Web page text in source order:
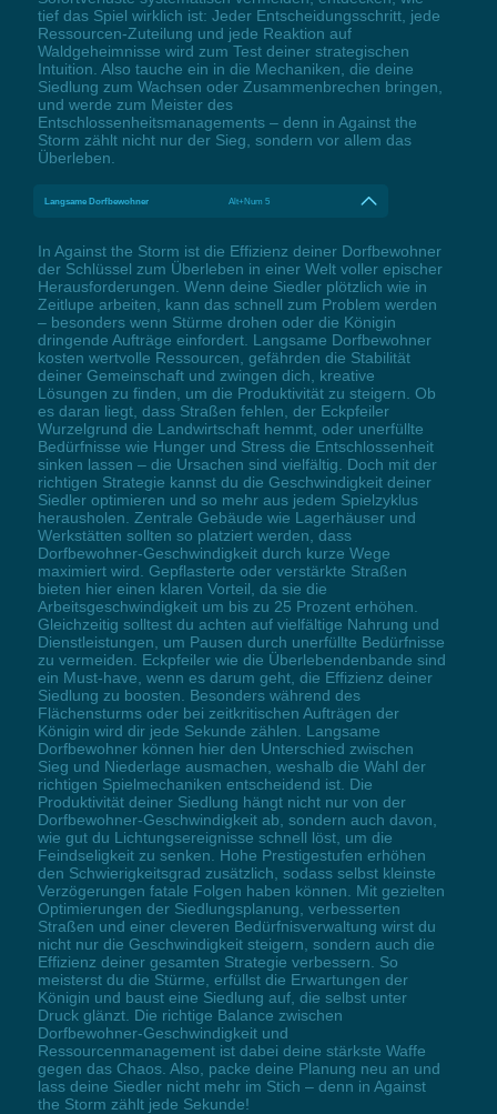
tief das Spiel wirklich ist: Jeder Entscheidungsschritt, jede
Ressourcen-Zuteilung und jede Reaktion auf
Waldgeheimnisse wird zum Test deiner strategischen
Intuition. Also tauche ein in die Mechaniken, die deine
Siedlung zum Wachsen oder Zusammenbrechen bringen,
und werde zum Meister des
Entschlossenheitsmanagements – denn in Against the
Storm zählt nicht nur der Sieg, sondern vor allem das
Überleben.
Langsame Dorfbewohner Alt+Num 5
In Against the Storm ist die Effizienz deiner Dorfbewohner
der Schlüssel zum Überleben in einer Welt voller epischer
Herausforderungen. Wenn deine Siedler plötzlich wie in
Zeitlupe arbeiten, kann das schnell zum Problem werden
– besonders wenn Stürme drohen oder die Königin
dringende Aufträge einfordert. Langsame Dorfbewohner
kosten wertvolle Ressourcen, gefährden die Stabilität
deiner Gemeinschaft und zwingen dich, kreative
Lösungen zu finden, um die Produktivität zu steigern. Ob
es daran liegt, dass Straßen fehlen, der Eckpfeiler
Wurzelgrund die Landwirtschaft hemmt, oder unerfüllte
Bedürfnisse wie Hunger und Stress die Entschlossenheit
sinken lassen – die Ursachen sind vielfältig. Doch mit der
richtigen Strategie kannst du die Geschwindigkeit deiner
Siedler optimieren und so mehr aus jedem Spielzyklus
herausholen. Zentrale Gebäude wie Lagerhäuser und
Werkstätten sollten so platziert werden, dass
Dorfbewohner-Geschwindigkeit durch kurze Wege
maximiert wird. Gepflasterte oder verstärkte Straßen
bieten hier einen klaren Vorteil, da sie die
Arbeitsgeschwindigkeit um bis zu 25 Prozent erhöhen.
Gleichzeitig solltest du achten auf vielfältige Nahrung und
Dienstleistungen, um Pausen durch unerfüllte Bedürfnisse
zu vermeiden. Eckpfeiler wie die Überlebendenbande sind
ein Must-have, wenn es darum geht, die Effizienz deiner
Siedlung zu boosten. Besonders während des
Flächensturms oder bei zeitkritischen Aufträgen der
Königin wird dir jede Sekunde zählen. Langsame
Dorfbewohner können hier den Unterschied zwischen
Sieg und Niederlage ausmachen, weshalb die Wahl der
richtigen Spielmechaniken entscheidend ist. Die
Produktivität deiner Siedlung hängt nicht nur von der
Dorfbewohner-Geschwindigkeit ab, sondern auch davon,
wie gut du Lichtungsereignisse schnell löst, um die
Feindseligkeit zu senken. Hohe Prestigestufen erhöhen
den Schwierigkeitsgrad zusätzlich, sodass selbst kleinste
Verzögerungen fatale Folgen haben können. Mit gezielten
Optimierungen der Siedlungsplanung, verbesserten
Straßen und einer cleveren Bedürfnisverwaltung wirst du
nicht nur die Geschwindigkeit steigern, sondern auch die
Effizienz deiner gesamten Strategie verbessern. So
meisterst du die Stürme, erfüllst die Erwartungen der
Königin und baust eine Siedlung auf, die selbst unter
Druck glänzt. Die richtige Balance zwischen
Dorfbewohner-Geschwindigkeit und
Ressourcenmanagement ist dabei deine stärkste Waffe
gegen das Chaos. Also, packe deine Planung neu an und
lass deine Siedler nicht mehr im Stich – denn in Against
the Storm zählt jede Sekunde!